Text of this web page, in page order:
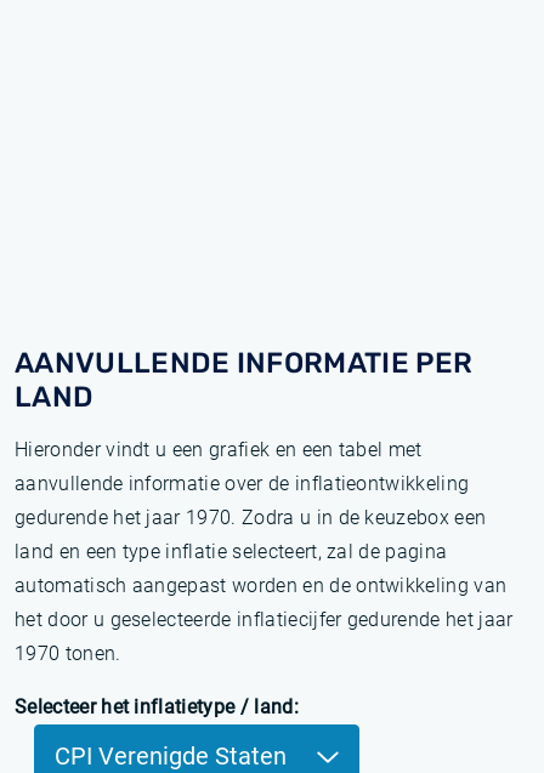
AANVULLENDE INFORMATIE PER
LAND
Hieronder vindt u een grafiek en een tabel met
aanvullende informatie over de inflatieontwikkeling
gedurende het jaar 1970. Zodra u in de keuzebox een
land en een type inflatie selecteert, zal de pagina
automatisch aangepast worden en de ontwikkeling van
het door u geselecteerde inflatiecijfer gedurende het jaar
1970 tonen.
Selecteer het inflatietype / land:
CPI Verenigde Staten